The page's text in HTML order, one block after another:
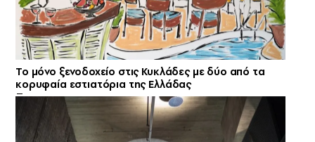
Το μόνο ξενοδοχείο στις Κυκλάδες με δύο από τα
κορυφαία εστιατόρια της Ελλάδας